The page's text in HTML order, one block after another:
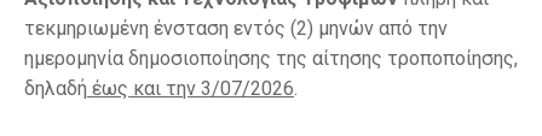
τεκμηριωμένη ένσταση εντός (2) μηνών από την
ημερομηνία δημοσιοποίησης της αίτησης τροποποίησης,
δηλαδή έως και την 3/07/2026